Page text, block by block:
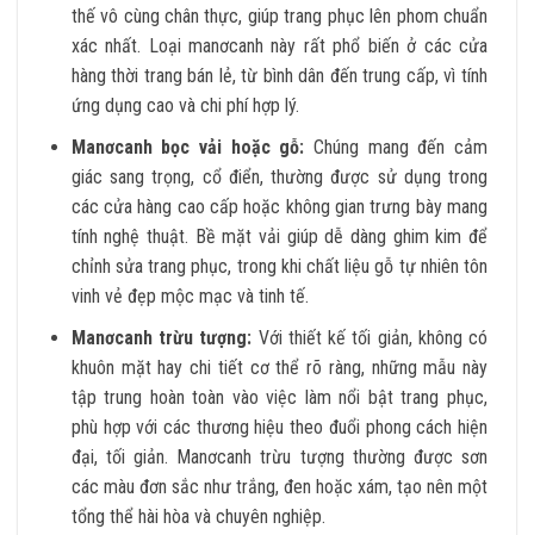
thế vô cùng chân thực, giúp trang phục lên phom chuẩn
xác nhất. Loại manơcanh này rất phổ biến ở các cửa
hàng thời trang bán lẻ, từ bình dân đến trung cấp, vì tính
ứng dụng cao và chi phí hợp lý.
Manơcanh bọc vải hoặc gỗ: Chúng mang đến cảm
giác sang trọng, cổ điển, thường được sử dụng trong
các cửa hàng cao cấp hoặc không gian trưng bày mang
tính nghệ thuật. Bề mặt vải giúp dễ dàng ghim kim để
chỉnh sửa trang phục, trong khi chất liệu gỗ tự nhiên tôn
vinh vẻ đẹp mộc mạc và tinh tế.
Manơcanh trừu tượng: Với thiết kế tối giản, không có
khuôn mặt hay chi tiết cơ thể rõ ràng, những mẫu này
tập trung hoàn toàn vào việc làm nổi bật trang phục,
phù hợp với các thương hiệu theo đuổi phong cách hiện
đại, tối giản. Manơcanh trừu tượng thường được sơn
các màu đơn sắc như trắng, đen hoặc xám, tạo nên một
tổng thể hài hòa và chuyên nghiệp.